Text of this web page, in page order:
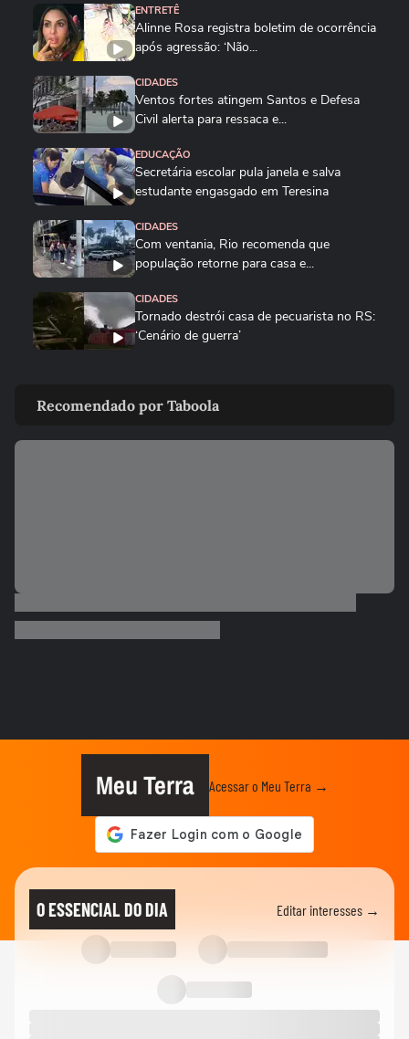
ENTRETÊ
Alinne Rosa registra boletim de ocorrência
após agressão: ‘Não...
CIDADES
Ventos fortes atingem Santos e Defesa
Civil alerta para ressaca e...
EDUCAÇÃO
Secretária escolar pula janela e salva
estudante engasgado em Teresina
CIDADES
Com ventania, Rio recomenda que
população retorne para casa e...
CIDADES
Tornado destrói casa de pecuarista no RS:
‘Cenário de guerra’
homens em parque de São...
CIDADES
artista transforma tubos de...
Vídeo mostra o momento em que pai e
madrasta suspeitos de matar...
Atraso em pedido gera discussão e briga
generalizada entre...
Carreta tomba e contêiner de 28
toneladas esmaga carro na Grande...
Recomendado por Taboola
Meu Terra Acessar o Meu Terra →
O ESSENCIAL DO DIA Editar interesses →